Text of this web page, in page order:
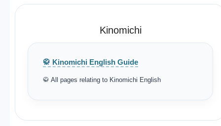
Kinomichi
🥋 Kinomichi English Guide
🥋 All pages relating to Kinomichi English